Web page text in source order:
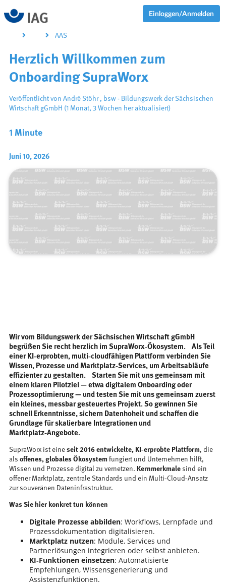
Einloggen/Anmelden
AAS
1 Minute
Juni 10, 2026
Herzlich Willkommen zum
Onboarding SupraWorx
Veröffentlicht von André Stöhr, bsw - Bildungswerk der Sächsischen
Wirtschaft gGmbH (1 Monat, 3 Wochen her aktualisiert)
Wir vom Bildungswerk der Sächsischen Wirtschaft gGmbH
begrüßen Sie recht herzlich im SupraWorx‑Ökosystem. Als Teil
einer KI‑erprobten, multi‑cloudfähigen Plattform verbinden Sie
Wissen, Prozesse und Marktplatz‑Services, um Arbeitsabläufe
effizienter zu gestalten. Starten Sie mit uns gemeinsam mit
einem klaren Pilotziel — etwa digitalem Onboarding oder
Prozessoptimierung — und testen Sie mit uns gemeinsam zuerst
ein kleines, messbar gesteuertes Projekt. So gewinnen Sie
schnell Erkenntnisse, sichern Datenhoheit und schaffen die
Grundlage für skalierbare Integrationen und
Marktplatz‑Angebote.
SupraWorx ist eine seit 2016 entwickelte, KI‑erprobte Plattform, die
als offenes, globales Ökosystemfungiert und Unternehmen hilft,
Wissen und Prozesse digital zu vernetzen. Kernmerkmalesind ein
offener Marktplatz, zentrale Standards und ein Multi‑Cloud‑Ansatz
zur souveränen Dateninfrastruktur.
Was Sie hier konkret tun können
Digitale Prozesse abbilden: Workflows, Lernpfade und
Prozessdokumentation digitalisieren.
Marktplatz nutzen: Module, Services und
Partnerlösungen integrieren oder selbst anbieten.
KI‑Funktionen einsetzen: Automatisierte
Empfehlungen, Wissensgenerierung und
Assistenzfunktionen.